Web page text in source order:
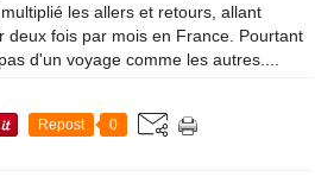
les allers et retours, allant
deux fois par mois en France. Pourtant
d'un voyage comme les autres....
Repost 0